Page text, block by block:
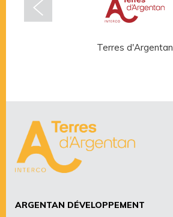
Terres d'Argentan
ARGENTAN DÉVELOPPEMENT